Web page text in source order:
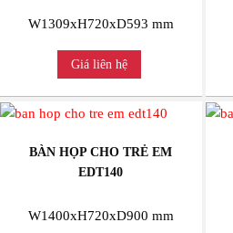
W1309xH720xD593 mm
Giá liên hệ
BÀN HỌP CHO TRẺ EM
EDT140
W1400xH720xD900 mm